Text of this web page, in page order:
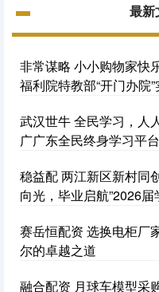
最新
非常谋略 小小购物家
福利院特教部“开门办院
武汉世牛 全民学习，人
广广东全民终身学习平台
稳益配 两江新区新村同
向光，毕业启航”2026
赛岳恒配资 选换电柜厂
尔的卓越之道
融合配资 月球车模型采